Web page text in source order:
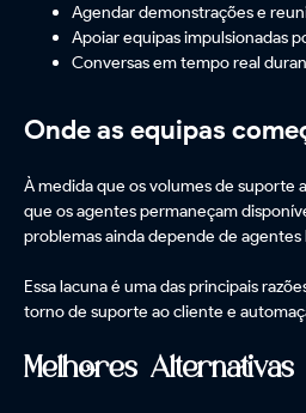
Agendar demonstrações e
Apoiar equipas impulsionadas
Conversas em tempo real
Onde as equipas
À medida que os volumes de suporte
que os agentes permaneçam
problemas ainda depende de
Essa lacuna é uma das principais
torno de suporte ao cliente e
Melhores